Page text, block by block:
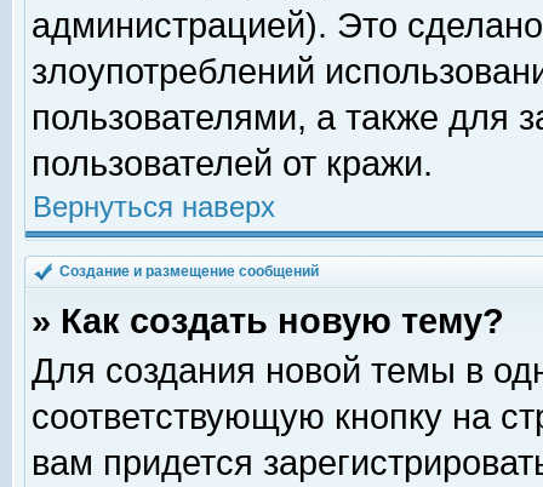
администрацией). Это
злоупотреблений
пользователями, а также для
пользователей от кражи.
Вернуться наверх
Создание и размещение сообщений
» Как создать новую тему?
Для создания новой темы в
соответствующую кнопку на
вам придется